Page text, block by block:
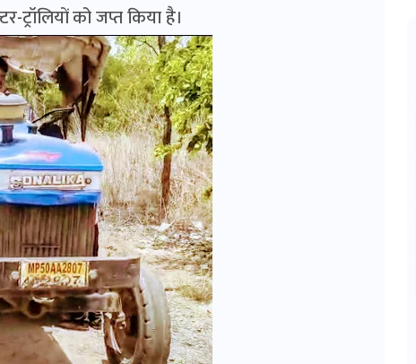
को जप्त किया है।